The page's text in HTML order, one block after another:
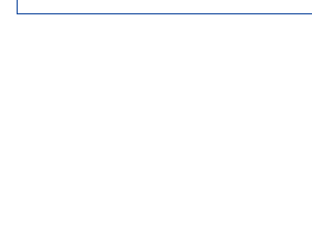
めます。